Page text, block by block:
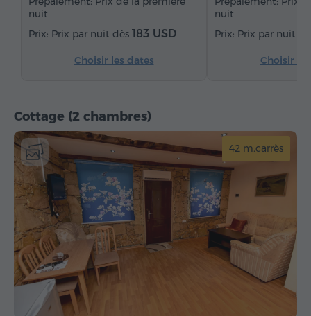
Téléphone Service de réveil
Chaînes satellite Réfrigérateur
nuit
Prix par nuit dès 183 USD
Choisir les dates
nuit
Prix par nuit
Choisir
Cottage (2 chambres)
42 m.carrès